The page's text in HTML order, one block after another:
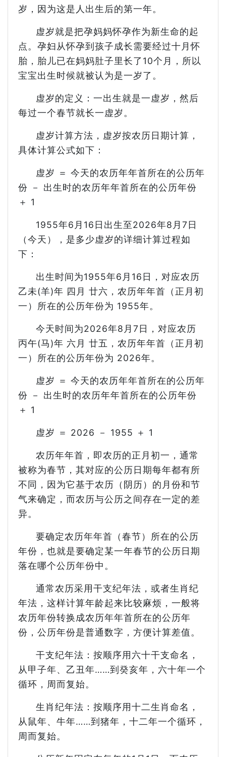
岁，因为这是人出生后的第一年。
虚岁就是把孕妈妈怀孕作为新生命的起
点。孕妇从怀孕到孩子成长需要经过十月怀
胎，胎儿已在妈妈肚子里长了10个月，所以
宝宝出生时候就被认为是一岁了。
虚岁的定义：一出生就是一虚岁，然后
每过一个春节就长一虚岁。
虚岁计算方法，虚岁按农历日期计算，
具体计算公式如下：
虚岁 ＝ 今天的农历年年首所在的公历年
份 － 出生时的农历年年首所在的公历年份
＋ 1
1955年6月16日出生至2026年8月7日
（今天），是多少虚岁的详细计算过程如
下：
出生时间为1955年6月16日，对应农历
乙未(羊)年 四月 廿六，农历年年首（正月初
一）所在的公历年份为 1955年。
今天时间为2026年8月7日，对应农历
丙午(马)年 六月 廿五，农历年年首（正月初
一）所在的公历年份为 2026年。
虚岁 ＝ 今天的农历年年首所在的公历年
份 － 出生时的农历年年首所在的公历年份
＋ 1
虚岁 ＝ 2026 － 1955 ＋ 1
农历年年首，即农历的正月初一，通常
被称为春节，其对应的公历日期每年都有所
不同，因为它基于农历（阴历）的月份和节
气来确定，而农历与公历之间存在一定的差
异。
要确定农历年年首（春节）所在的公历
年份，也就是要确定某一年春节的公历日期
落在哪个公历年份中。
通常农历采用干支纪年法，或者生肖纪
年法，这样计算年龄起来比较麻烦，一般将
农历年份转换成农历年年首所在的公历年
份，公历年份是普通数字，方便计算差值。
干支纪年法：按顺序用六十干支命名，
从甲子年、乙丑年……到癸亥年，六十年一个
循环，周而复始。
生肖纪年法：按顺序用十二生肖命名，
从鼠年、牛年……到猪年，十二年一个循环，
周而复始。